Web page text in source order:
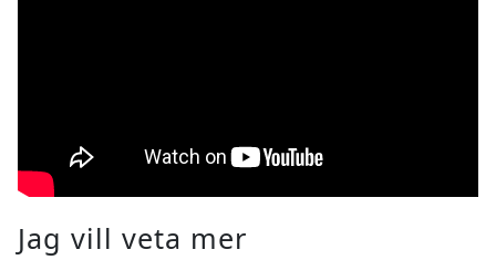
Jag vill veta mer